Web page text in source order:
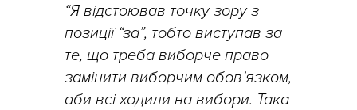
“Я відстоював точку зору з
позиції “за”, тобто виступав за
те, що треба виборче право
замінити виборчим обов’язком,
аби всі ходили на вибори. Така